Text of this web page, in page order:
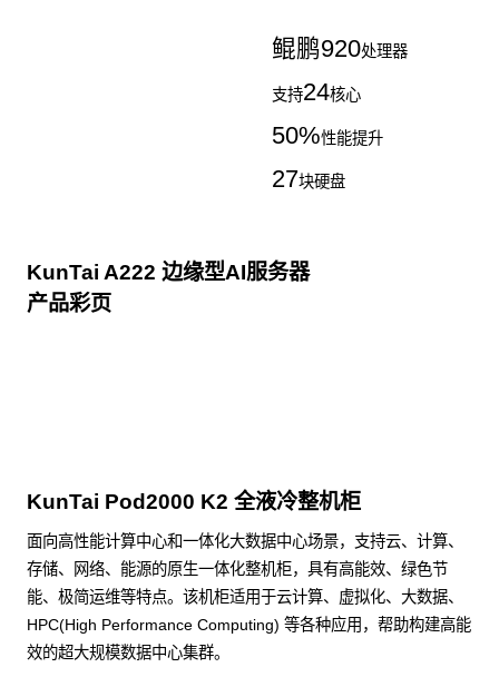
鲲鹏920处理器
支持24核心
50%性能提升
27块硬盘
KunTai A222 边缘型AI服务器
产品彩页
KunTai Pod2000 K2 全液冷整机柜
面向高性能计算中心和一体化大数据中心场景，支持云、计算、
存储、网络、能源的原生一体化整机柜，具有高能效、绿色节
能、极简运维等特点。该机柜适用于云计算、虚拟化、大数据、
HPC(High Performance Computing) 等各种应用，帮助构建高能
效的超大规模数据中心集群。